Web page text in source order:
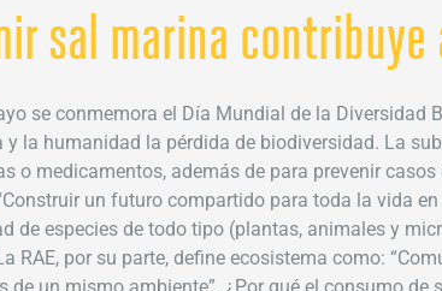
sal marina
se conmemora el Día Mundial de la
y la humanidad la pérdida de biodiversidad. La
o medicamentos, además de para prevenir
un futuro compartido para toda la vida
de especies de todo tipo (plantas, animales y
RAE, por su parte, define ecosistema como: